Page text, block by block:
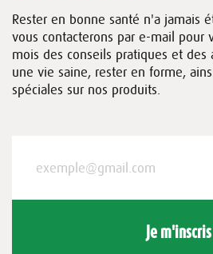
Rester en bonne santé n'a jamais
vous contacterons par e-mail pour
mois des conseils pratiques et des
une vie saine, rester en forme,
spéciales sur nos produits.
Je m'inscris